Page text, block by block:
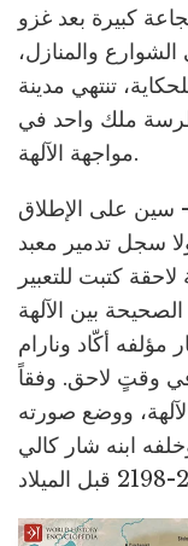
كبيرة بعد غزو
والمنازل،
تنتهي مدينة
ملك واحد في
مواجهة الآلهة.
سين على الإطلاق
سجل تدمير معبد
كتبت للتعبير
بين الآلهة
107) الذي اختار مؤلفه أكّاد ونارام
وقتٍ لاحق. وفقاً
ووضع صورته
ابنه شار كالي